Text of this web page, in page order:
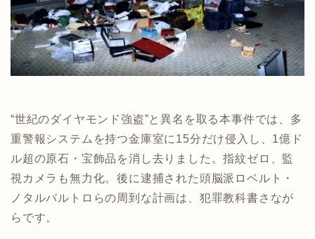
“世紀のダイヤモンド強盗”と異名を取る本事件では、多
重警報システムを持つ金庫室に15分だけ侵入し、1億ド
ル超の原石・宝飾品を消し去りました。指紋ゼロ、監
視カメラも無力化。後に逮捕された頭脳派ロベルト・
ノタルバルトロらの周到な計画は、犯罪教科書さなが
らです。